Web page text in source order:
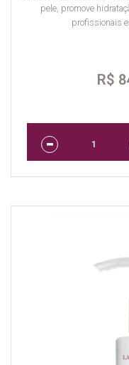
pele, promove
profissionais
R$